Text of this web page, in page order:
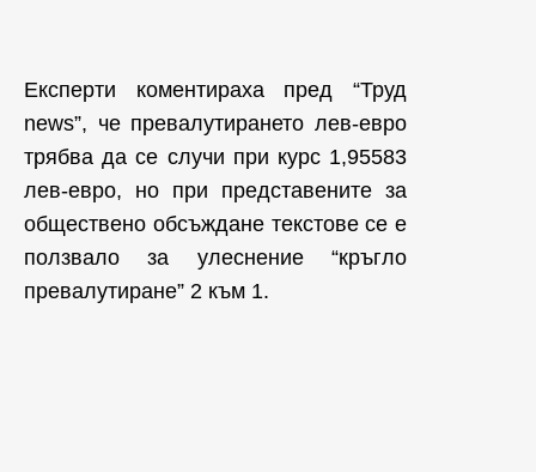
Експерти коментираха пред “Труд
news”, че превалутирането лев-евро
трябва да се случи при курс 1,95583
лев-евро, но при представените за
обществено обсъждане текстове се е
ползвало за улеснение “кръгло
превалутиране” 2 към 1.